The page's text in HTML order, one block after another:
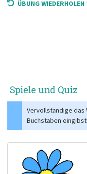
ÜBUNG WIEDERHOLEN
Spiele und Quiz
Vervollständige das
Buchstaben eingibst!